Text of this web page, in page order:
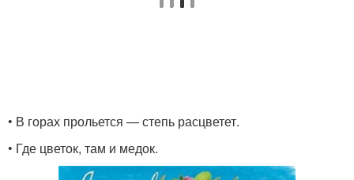
• В горах прольется — степь расцветет.
• Где цветок, там и медок.